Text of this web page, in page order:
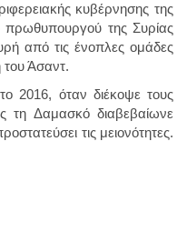
κυβέρνησης της
πρωθυπουργού της Συρίας
από τις ένοπλες ομάδες
Άσαντ.
2016, όταν διέκοψε τους
τη Δαμασκό διαβεβαίωνε
τις μειονότητες.